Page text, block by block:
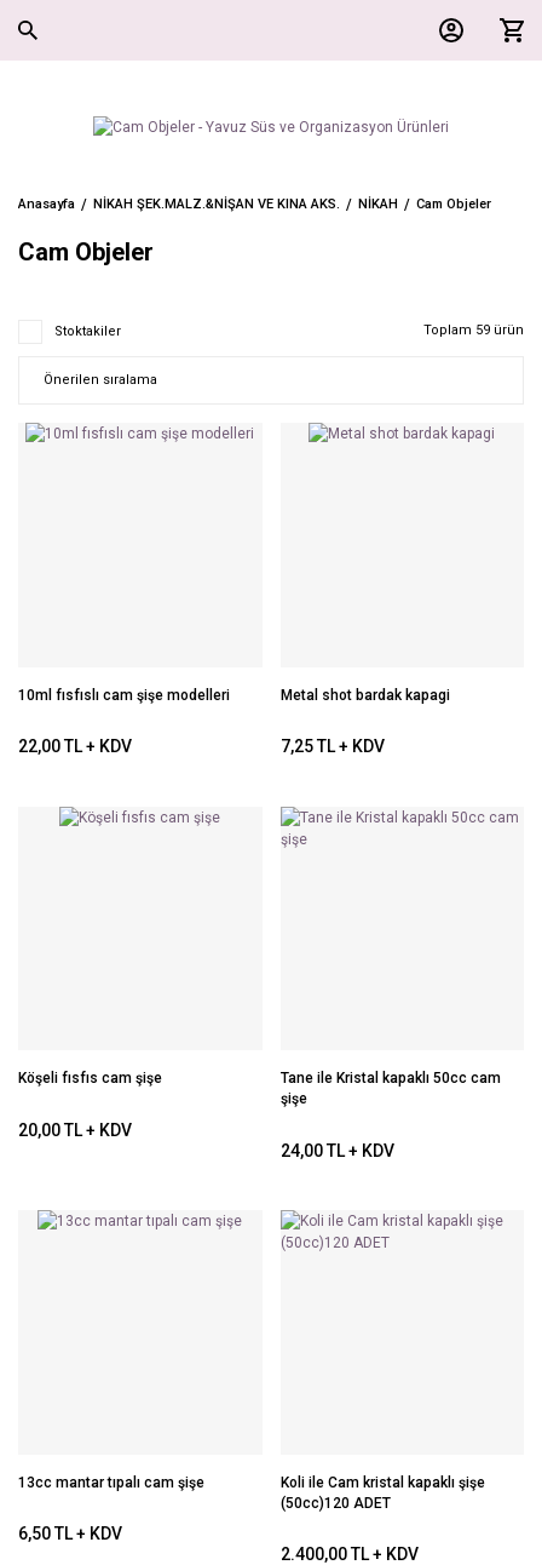
Anasayfa NİKAH ŞEK.MALZ.&NİŞAN VE KINA AKS. NİKAH Cam Objeler
Cam Objeler
Stoktakiler Toplam 59 ürün
10ml fısfıslı cam şişe modelleri
22,00 TL + KDV
Metal shot bardak kapagi
7,25 TL + KDV
Köşeli fısfıs cam şişe
20,00 TL + KDV
Tane ile Kristal kapaklı 50cc cam
şişe
24,00 TL + KDV
13cc mantar tıpalı cam şişe
6,50 TL + KDV
Koli ile Cam kristal kapaklı şişe
(50cc)120 ADET
2.400,00 TL + KDV